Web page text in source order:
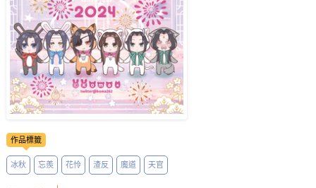
會員中心
註冊會員
登入
作品標籤
冰秋 忘羨 花怜 渣反 魔道 天官